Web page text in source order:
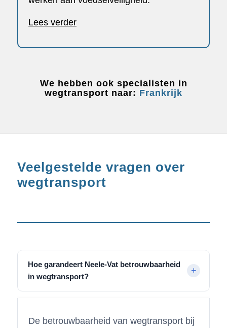
Lees verder
We hebben ook specialisten in
wegtransport naar: Frankrijk
Veelgestelde vragen over
wegtransport
Hoe garandeert Neele-Vat betrouwbaarheid
in wegtransport?
De betrouwbaarheid van wegtransport bij